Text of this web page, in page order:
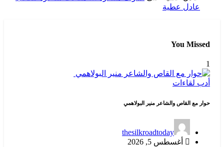
عادل عطية
You Missed
1
أدب لقاءات
حوار مع القاص والشاعر منير البولاهمي
thesilkroadtoday
أغسطس 5, 2026